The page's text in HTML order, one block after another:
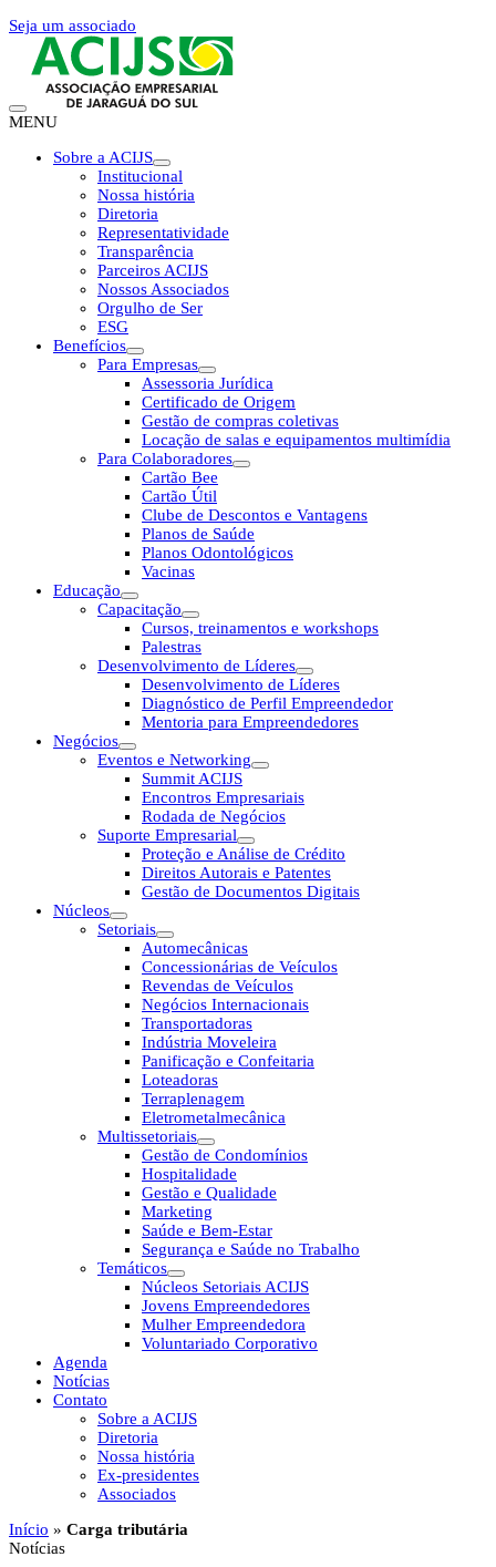
Seja um associado
MENU
Sobre a ACIJS
Institucional
Nossa história
Diretoria
Representatividade
Transparência
Parceiros ACIJS
Nossos Associados
Orgulho de Ser
ESG
Benefícios
Para Empresas
Assessoria Jurídica
Certificado de Origem
Gestão de compras coletivas
Locação de salas e equipamentos multimídia
Para Colaboradores
Cartão Bee
Cartão Útil
Clube de Descontos e Vantagens
Planos de Saúde
Planos Odontológicos
Vacinas
Educação
Capacitação
Cursos, treinamentos e workshops
Palestras
Desenvolvimento de Líderes
Desenvolvimento de Líderes
Diagnóstico de Perfil Empreendedor
Mentoria para Empreendedores
Negócios
Eventos e Networking
Summit ACIJS
Encontros Empresariais
Rodada de Negócios
Suporte Empresarial
Proteção e Análise de Crédito
Direitos Autorais e Patentes
Gestão de Documentos Digitais
Núcleos
Setoriais
Automecânicas
Concessionárias de Veículos
Revendas de Veículos
Negócios Internacionais
Transportadoras
Indústria Moveleira
Panificação e Confeitaria
Loteadoras
Terraplenagem
Eletrometalmecânica
Multissetoriais
Gestão de Condomínios
Hospitalidade
Gestão e Qualidade
Marketing
Saúde e Bem-Estar
Segurança e Saúde no Trabalho
Temáticos
Núcleos Setoriais ACIJS
Jovens Empreendedores
Mulher Empreendedora
Voluntariado Corporativo
Agenda
Notícias
Contato
Sobre a ACIJS
Diretoria
Nossa história
Ex-presidentes
Associados
Início » Carga tributária
Notícias